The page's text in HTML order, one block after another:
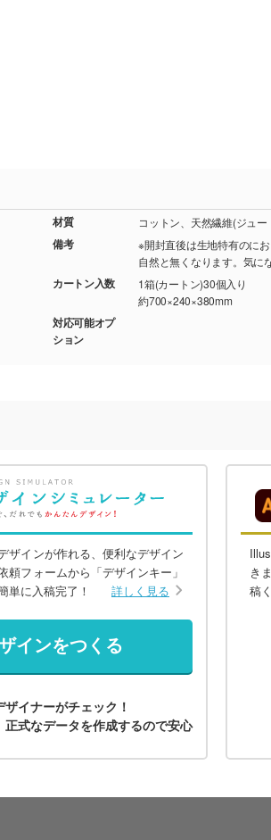
材質 コットン、天然繊維(ジュ
備考
※開封直後は生地特有のに
自然と無くなります。気に
カートン入数
1箱(カートン)30個入り
約700×240×380mm
対応可能オプ
ション
ザインが作れる、便利なデザイン
頼フォームから「デザインキー」
単に入稿完了！
詳しく見る
インをつくる
ザイナーがチェック！
正式なデータを作成するので安心
き
稿